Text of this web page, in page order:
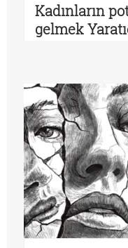
Kadınların
gelmek